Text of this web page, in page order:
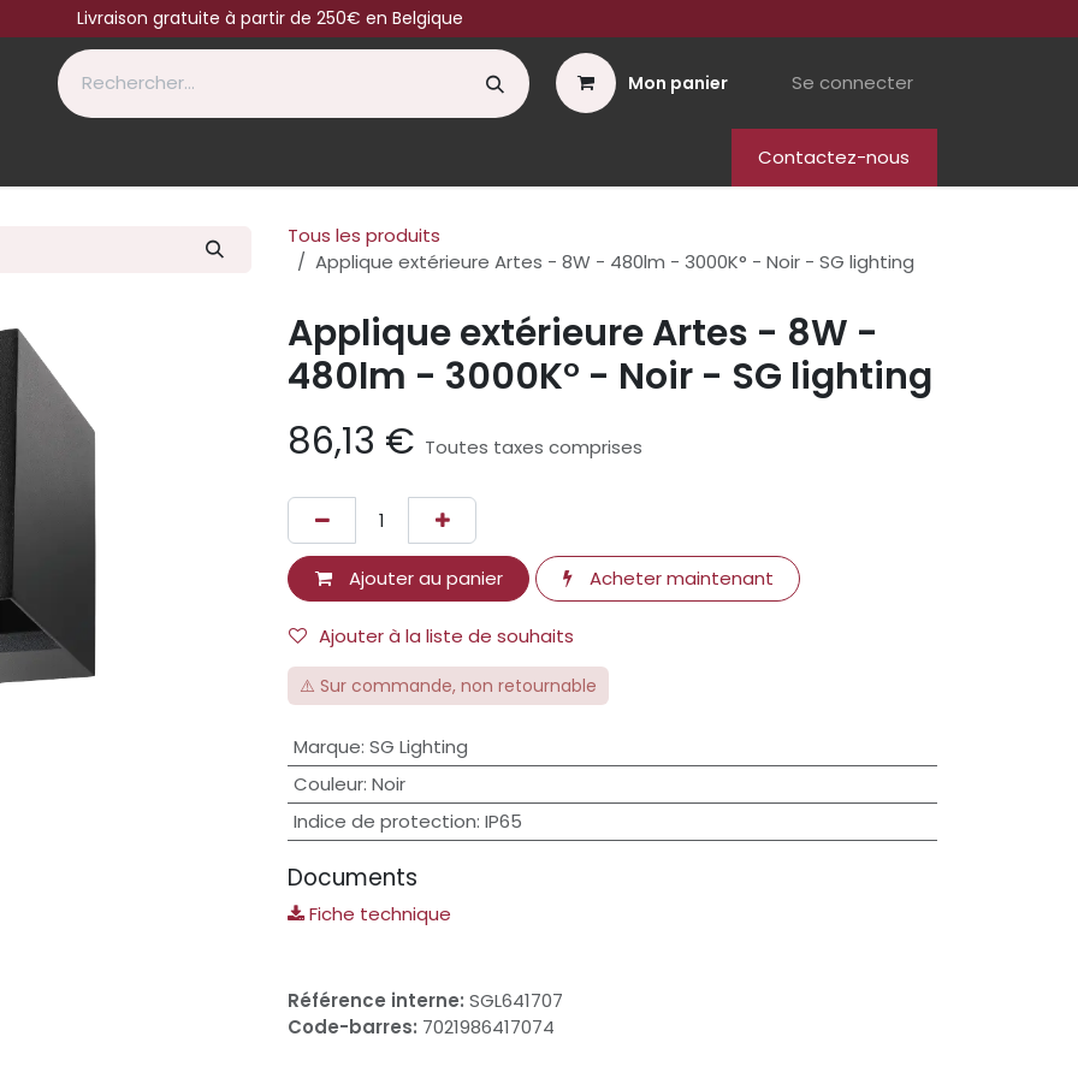
Livraison gratuite à partir de 250€ en Belgique
Mon panier Se connecter
Contactez-nous
Tous les produits
Applique extérieure Artes - 8W - 480lm - 3000K° - Noir - SG lighting
Applique extérieure Artes - 8W -
480lm - 3000K° - Noir - SG lighting
86,13 € Toutes taxes comprises
Ajouter au panier Acheter maintenant
Ajouter à la liste de souhaits
⚠️ Sur commande, non retournable
Marque: SG Lighting
Couleur: Noir
Indice de protection: IP65
Documents
Fiche technique
Référence interne: SGL641707
Code-barres: 7021986417074